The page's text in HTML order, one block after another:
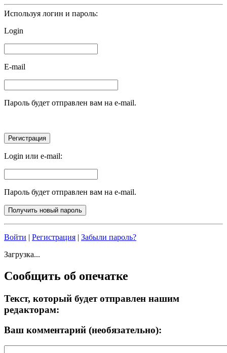
Используя логин и пароль:
Login
E-mail
Пароль будет отправлен вам на e-mail.
Login или e-mail:
Пароль будет отправлен вам на e-mail.
Войти | Регистрация | Забыли пароль?
Загрузка...
Сообщить об опечатке
Текст, который будет отправлен нашим
редакторам:
Ваш комментарий (необязательно):